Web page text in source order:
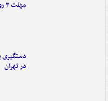
مهلت ۳ روزه سازمان بورس به هلدینگ خلیج فارس
دستگیری
در تهران